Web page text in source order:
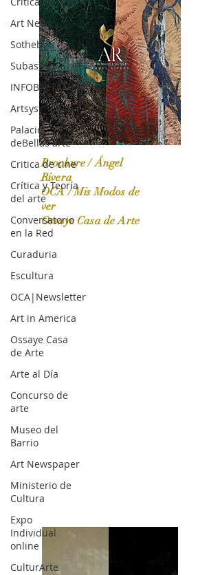
Art News
Sotheby's
Subasta
INFOBAE|AMERICA
Artsys
Palacio
deBellas arte
Critica de cine
Crítica y Teoría
del arte
Conversatorio
en la Red
Curaduria
Escultura
OCA|Newsletter
Art in America
Ossaye Casa
de Arte
Arte al Día
Concurso de
arte
Museo del
Barrio
Art Newspaper
Ministerio de
Cultura
Expo
Individual
online
CulturArte
OCA|News 31 / Marzo-Abril / 2024
Brochure / Ángel
Rivera
OCA / Mis Modos de
ver
Ossaye Casa de Arte